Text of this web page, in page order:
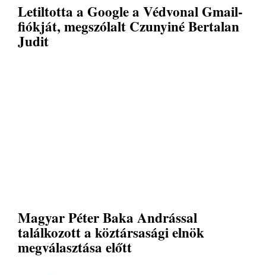
Letiltotta a Google a Védvonal Gmail-
fiókját, megszólalt Czunyiné Bertalan
Judit
Magyar Péter Baka Andrással
találkozott a köztársasági elnök
megválasztása előtt